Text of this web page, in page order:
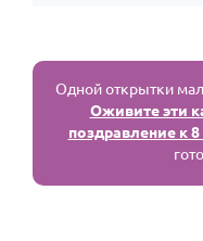
Одной открытки
Оживите эти
поздравление к